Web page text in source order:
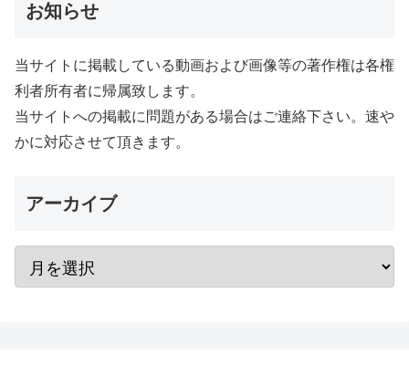
お知らせ
当サイトに掲載している動画および画像等の著作権は各権
利者所有者に帰属致します。
当サイトへの掲載に問題がある場合はご連絡下さい。速や
かに対応させて頂きます。
アーカイブ